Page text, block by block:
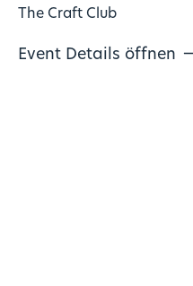
The Craft Club
Event Details öffnen